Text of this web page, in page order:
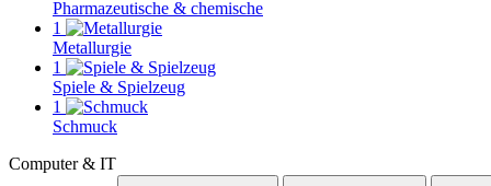
Pharmazeutische & chemische
1
Metallurgie
1
Spiele & Spielzeug
1
Schmuck
Computer & IT